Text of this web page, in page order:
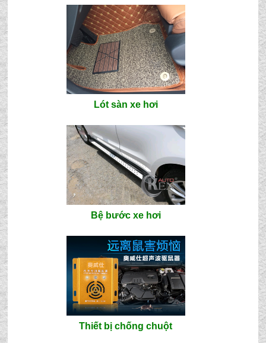
Lót sàn xe hơi
Bệ bước xe hơi
Thiết bị chống chuột